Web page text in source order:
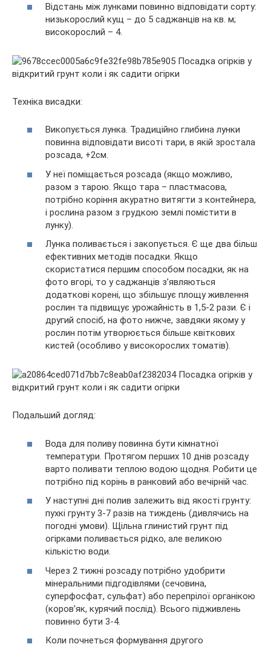
Відстань між лунками повинно відповідати сорту:
низькорослий кущ – до 5 саджанців на кв. м;
високорослий – 4.
Техніка висадки:
Викопується лунка. Традиційно глибина лунки
повинна відповідати висоті тари, в якій зростала
розсада, +2см.
У неї поміщається розсада (якщо можливо,
разом з тарою. Якщо тара – пластмасова,
потрібно коріння акуратно витягти з контейнера,
і рослина разом з грудкою землі помістити в
лунку).
Лунка поливається і закопується. Є ще два більш
ефективних методів посадки. Якщо
скористатися першим способом посадки, як на
фото вгорі, то у саджанців з’являються
додаткові корені, що збільшує площу живлення
рослин та підвищує урожайність в 1,5-2 рази. Є і
другий спосіб, на фото нижче, завдяки якому у
рослин потім утворюється більше квіткових
кистей (особливо у високорослих томатів).
Подальший догляд:
Вода для поливу повинна бути кімнатної
температури. Протягом перших 10 днів розсаду
варто поливати теплою водою щодня. Робити це
потрібно під корінь в ранковий або вечірній час.
У наступні дні полив залежить від якості грунту:
пухкі грунту 3-7 разів на тиждень (дивлячись на
погодні умови). Щільна глинистий грунт під
огірками поливається рідко, але великою
кількістю води.
Через 2 тижні розсаду потрібно удобрити
мінеральними підгодівлями (сечовина,
суперфосфат, сульфат) або перепрілої органікою
(коров’як, курячий послід). Всього підживлень
повинно бути 3-4.
Коли почнеться формування другого